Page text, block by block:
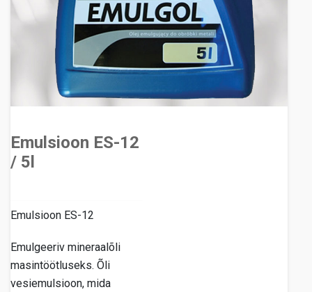
Emulsioon ES-12
/ 5l
Emulsioon ES-12
Emulgeeriv mineraalõli
masintöötluseks. Õli
vesiemulsioon, mida